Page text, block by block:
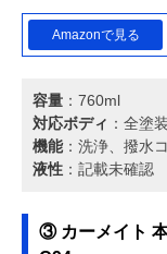
Amazonで見る
容量 ：760ml
対応ボディ ：全塗
機能：洗浄、撥水
液性 ：記載未確認
③ カーメイト